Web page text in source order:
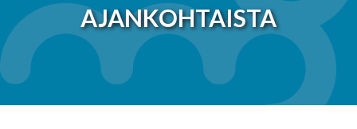
AJANKOHTAISTA